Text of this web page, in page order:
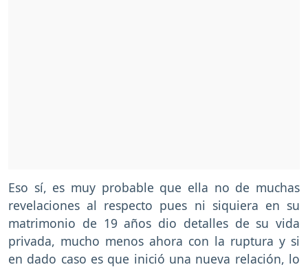
Eso sí, es muy probable que ella no de muchas
revelaciones al respecto pues ni siquiera en su
matrimonio de 19 años dio detalles de su vida
privada, mucho menos ahora con la ruptura y si
en dado caso es que inició una nueva relación, lo